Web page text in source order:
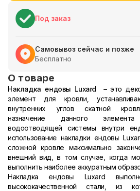
Под заказ
Самовывоз сейчас и позже
Бесплатно
О товаре
Накладка ендовы Luxard – это
элемент для кровли,
внутренних углов скатной
назначение данного
водоотводящей системы внутри
использование накладки ендовы
сложной кровле максимально
внешний вид, в том случае, когда
выполнить наиболее аккуратным
Накладка ендовы Luxard
высококачественной стали, из